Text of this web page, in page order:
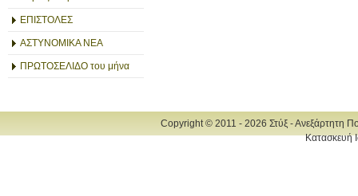
ΕΠΙΣΤΟΛΕΣ
ΑΣΤΥΝΟΜΙΚΑ ΝΕΑ
ΠΡΩΤΟΣΕΛΙΔΟ του μήνα
Copyright © 2011 - 2026 Στύξ - Ανεξάρτητη
Κατασκευή